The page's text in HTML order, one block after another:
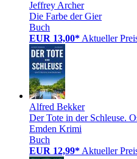
Jeffrey Archer
Die Farbe der Gier
Buch
EUR 13,00* Aktueller
Alfred Bekker
Der Tote in der Schleuse.
Emden Krimi
Buch
EUR 12,99* Aktueller